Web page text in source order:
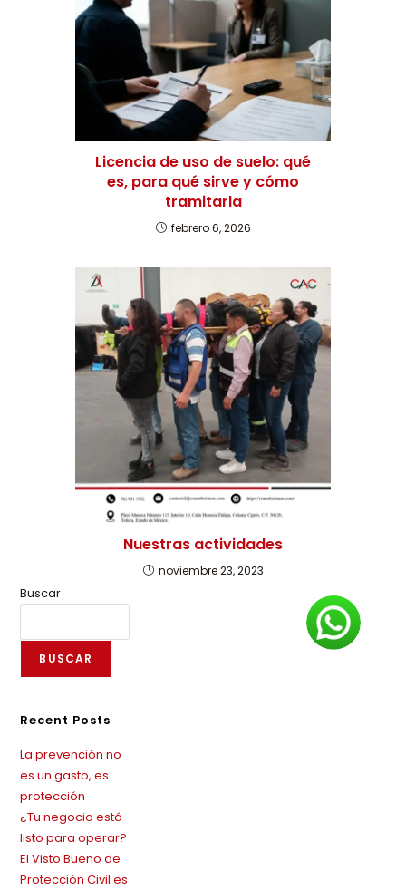
Licencia de uso de suelo: qué
es, para qué sirve y cómo
tramitarla
febrero 6, 2026
Nuestras actividades
noviembre 23, 2023
Buscar
BUSCAR
Recent Posts
La prevención no
es un gasto, es
protección
¿Tu negocio está
listo para operar?
El Visto Bueno de
Protección Civil es